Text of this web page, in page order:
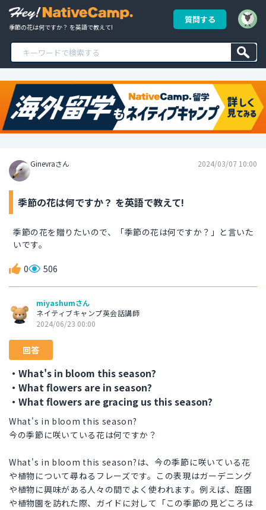
季節の花は何ですか？ を英語で教えて!
質問する
Ginevraさん 2024/03/07 10:00
季節の花は何ですか？ を英語で教えて!
季節の花を贈りたいので、「季節の花は何ですか？」と言いた
いです。
0 506
miyashumさん
ネイティブキャンプ英会話講師
2024/06/23 00:00
回答
・What's in bloom this season?
・What flowers are in season?
・What flowers are gracing us this season?
What's in bloom this season?
今の季節に咲いている花は何ですか？
What's in bloom this season?は、今の季節に咲いている花
や植物について尋ねるフレーズです。この表現はガーデニング
や植物に興味がある人々の間でよく使われます。例えば、庭園
や植物園を訪れた際、ガイドに対して「この季節の見どころは